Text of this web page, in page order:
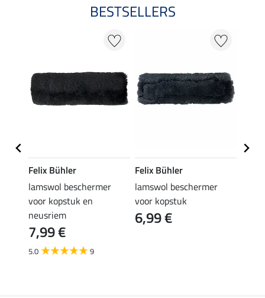
BESTSELLERS
Felix Bühler
lamswol beschermer
voor kopstuk en
neusriem
7,99 €
5.0 9
Felix Bühler
lamswol beschermer
voor kopstuk
6,99 €